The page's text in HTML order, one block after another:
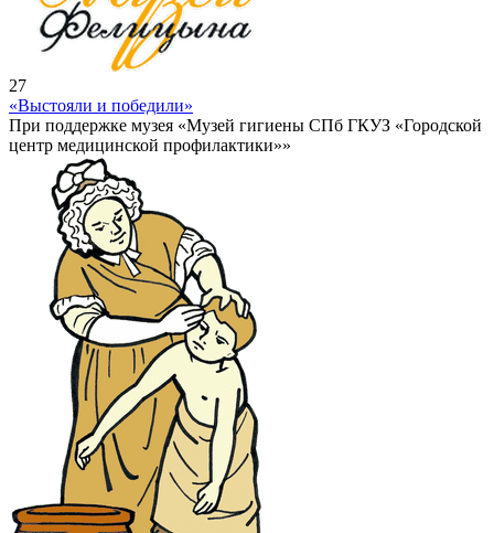
27
«Выстояли и победили»
При поддержке музея «Музей гигиены СПб ГКУЗ «Городской
центр медицинской профилактики»»